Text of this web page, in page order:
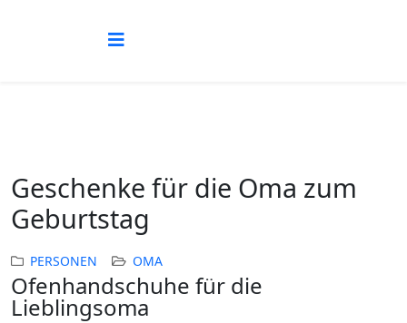
Geschenke für die Oma zum
Geburtstag
PERSONEN OMA
Ofenhandschuhe für die
Lieblingsoma